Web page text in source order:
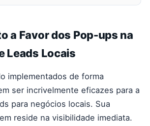
a Favor dos Pop-ups na
Leads Locais
implementados de forma
ser incrivelmente eficazes para a
para negócios locais. Sua
reside na visibilidade imediata.